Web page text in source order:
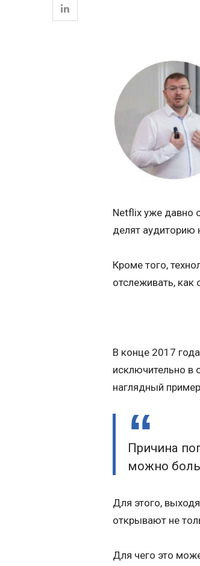
Netflix уже давно
делят аудиторию
Кроме того,
отслеживать, как
В конце 2017
исключительно в
наглядный
Причина
можно
Для этого,
открывают не
Для чего это